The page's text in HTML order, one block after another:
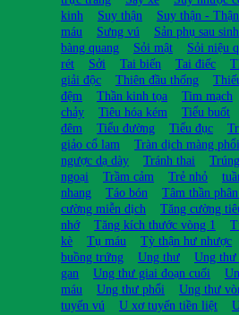
kinh
Suy thận Suy thận -
máu
Sưng vú Sản phụ sau sinh
bàng quang
Sỏi mật Sỏi niệu
rét
Sởi Tai biến Tai điếc
giải độc
Thiên đầu thống
đệm
Thần kinh tọa Tim mạch
chảy
Tiêu hóa kém Tiểu buốt
đêm
Tiểu đường Tiểu đục
giảo cổ lam
Tràn dịch màng phổi
ngược dạ dày
Tránh thai
ngoại
Trầm cảm Trẻ nhỏ
nhang
Táo bón Tâm thần
cường miễn dịch
Tăng cường
nhớ
Tăng kích thước vòng 1
kè
Tụ máu Tỳ thận hư nhược
buồng trứng
Ung thư Ung thư
gan
Ung thư giai đoạn cuối
máu
Ung thư phổi Ung thư
tuyến vú
U xơ tuyến tiền liệt